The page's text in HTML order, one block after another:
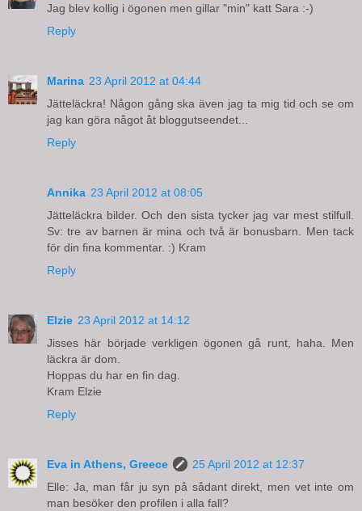
Jag blev kollig i ögonen men gillar "min" katt Sara :-)
Reply
Marina 23 April 2012 at 04:44
Jätteläckra! Någon gång ska även jag ta mig tid och se om
jag kan göra något åt bloggutseendet...
Reply
Annika 23 April 2012 at 08:05
Jätteläckra bilder. Och den sista tycker jag var mest stilfull.
Sv: tre av barnen är mina och två är bonusbarn. Men tack
för din fina kommentar. :) Kram
Reply
Elzie 23 April 2012 at 14:12
Jisses här började verkligen ögonen gå runt, haha. Men
läckra är dom.
Hoppas du har en fin dag.
Kram Elzie
Reply
Eva in Athens, Greece
25 April 2012 at 12:37
Elle: Ja, man får ju syn på sådant direkt, men vet inte om
man besöker den profilen i alla fall?